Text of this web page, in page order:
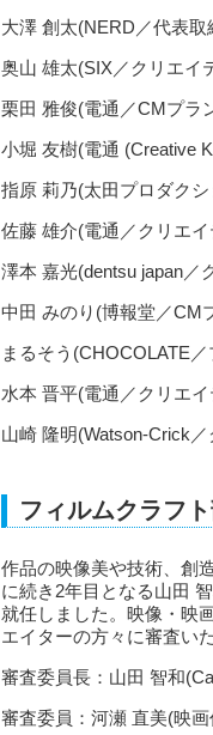
大澤 創太(NERD／代表
奥山 雄太(SIX／クリエイ
栗田 雅俊(電通／CMプラ
小堀 友樹(電通 (Creative
指原 莉乃(太田プロダク
佐藤 雄介(電通／クリエ
澤本 嘉光(dentsu japan
中田 みのり(博報堂／CM
まるそう(CHOCOLATE
水本 晋平(電通／クリエ
山崎 隆明(Watson-Crick
フィルムクラフ
作品の映像美や技術、創
に続き2年目となる山田
就任しました。映像・映
エイターの方々に審査い
審査委員長：山田 智
審査委員：河瀬 直美(映画